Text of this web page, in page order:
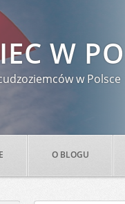
W
w Polsce
O BLOGU